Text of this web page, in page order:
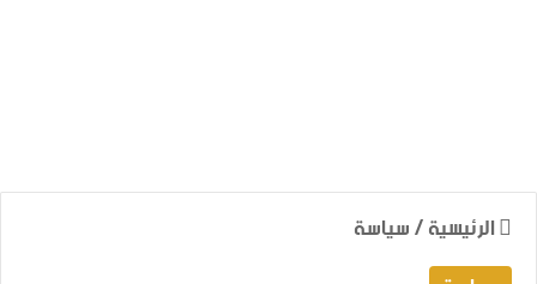
الرئيسية/سياسة